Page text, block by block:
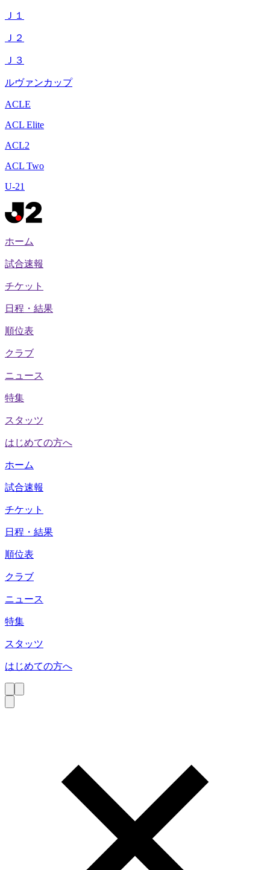
Ｊ１
Ｊ２
Ｊ３
ルヴァンカップ
ACLE
ACL Elite
ACL2
ACL Two
U-21
ホーム
試合速報
チケット
日程・結果
順位表
クラブ
ニュース
特集
スタッツ
はじめての方へ
ホーム
試合速報
チケット
日程・結果
順位表
クラブ
ニュース
特集
スタッツ
はじめての方へ